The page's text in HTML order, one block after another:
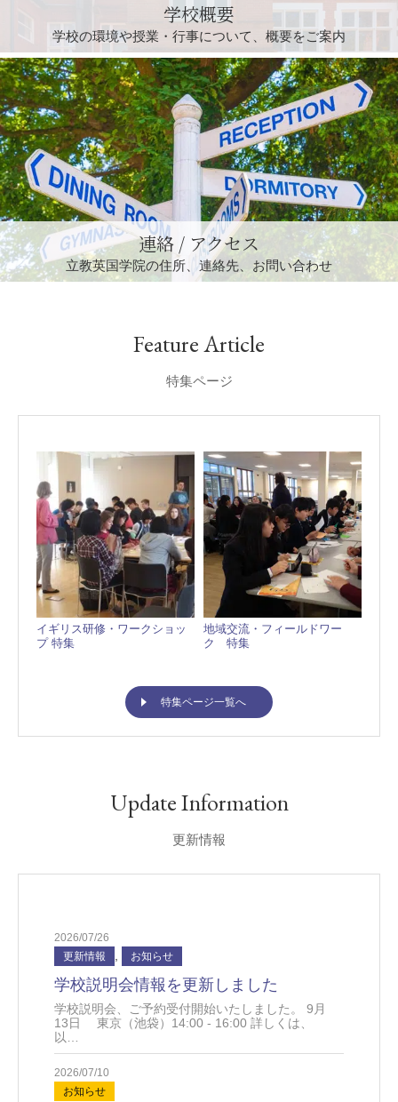
学校概要
学校の環境や授業・ 行事について、概要をご案内
連絡 / アクセス
立教英国学院の住所、連絡先、お問い合わせ
Feature Article
特集ページ
イギリス研修・ワークショッ
プ 特集
地域交流・フィールドワー
ク 特集
特集ページ一覧へ
Update Information
更新情報
2026/07/26
更新情報
, お知らせ
学校説明会情報を更新しました
学校説明会、ご予約受付開始いたしました。 9月
13日 東京（池袋）14:00 - 16:00 詳しくは、
以…
2026/07/10
お知らせ